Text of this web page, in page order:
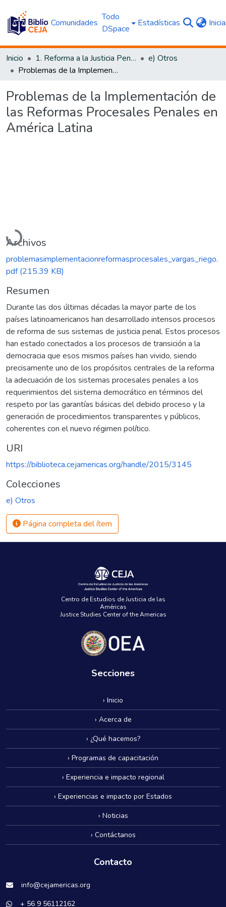
Comunidades
Todo
DSpace
Estadísticas
Inicio 1. Reforma a la Justicia Penal
e) Otros
Problemas de la Implementación de las Reformas Procesales Penales en América Latina
Problemas de la Implementación de
las Reformas Procesales Penales en
América Latina
Cargando...
Archivos
problemasimplementacionreformasprocesales_vargas_riego.
pdf(215.39 KB)
Resumen
Durante las dos últimas décadas la mayor parte de los
países latinoamericanos han desarrollado intensos procesos
de reforma de sus sistemas de justicia penal. Estos procesos
han estado conectados a los procesos de transición a la
democracia que esos mismos países han vivido, siendo
precisamente uno de los propósitos centrales de la reforma
la adecuación de los sistemas procesales penales a los
requerimientos del sistema democrático en términos del
respeto por las garantías básicas del debido proceso y la
generación de procedimientos transparentes y públicos,
coherentes con el nuevo régimen político.
URI
https://biblioteca.cejamericas.org/handle/2015/3145
Colecciones
e) Otros
Página completa del ítem
Centro de Estudios de Justicia de las
Américas
Justice Studies Center of the Americas
Secciones
› Inicio
› Acerca de
› ¿Qué hacemos?
› Programas de capacitación
› Experiencia e impacto regional
› Experiencias e impacto por Estados
› Noticias
› Contáctanos
Contacto
info@cejamericas.org
+ 56 9 56112162